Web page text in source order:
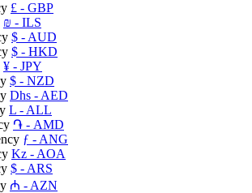
£ - GBP
₪ - ILS
$ - AUD
$ - HKD
¥ - JPY
$ - NZD
Dhs - AED
L - ALL
֏ - AMD
ƒ - ANG
Kz - AOA
$ - ARS
₼ - AZN